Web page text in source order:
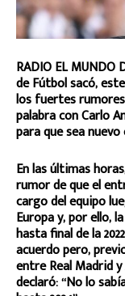
RADIO EL MUNDO
de Fútbol sacó,
los fuertes
palabra con Carlo
para que sea
En las últimas
rumor de que el
cargo del equipo
Europa y, por ello,
hasta final de la
acuerdo pero,
entre Real Madrid
declaró: “No lo